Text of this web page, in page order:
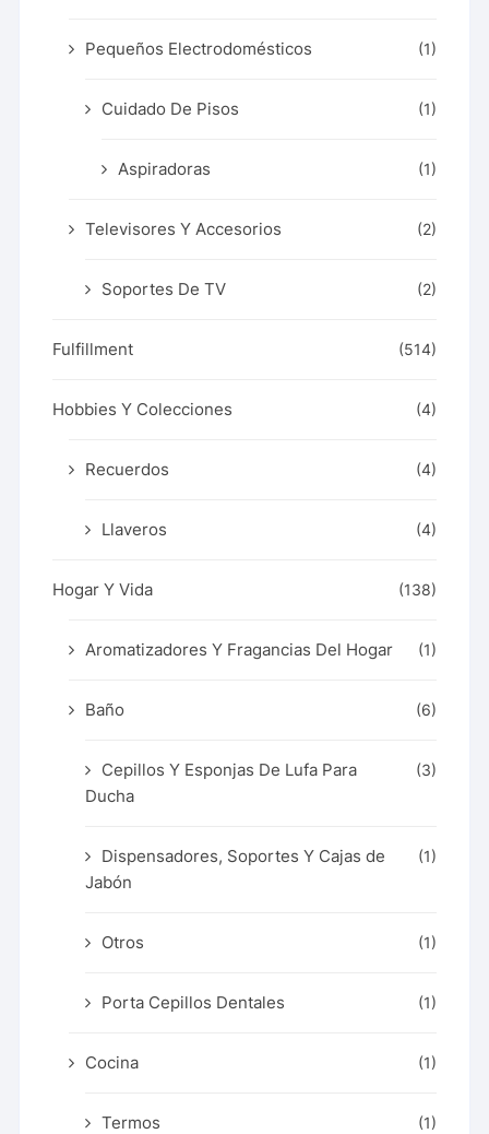
Pequeños Electrodomésticos (1)
Cuidado De Pisos (1)
Aspiradoras (1)
Televisores Y Accesorios (2)
Soportes De TV (2)
Fulfillment (514)
Hobbies Y Colecciones (4)
Recuerdos (4)
Llaveros (4)
Hogar Y Vida (138)
Aromatizadores Y Fragancias Del Hogar (1)
Baño (6)
Cepillos Y Esponjas De Lufa Para
Ducha
(3)
Dispensadores, Soportes Y Cajas de
Jabón
(1)
Otros (1)
Porta Cepillos Dentales (1)
Cocina (1)
Termos (1)